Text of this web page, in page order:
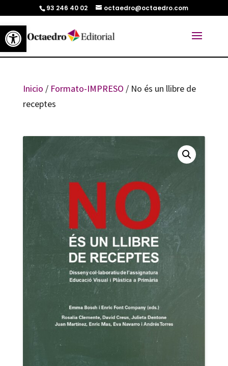
Abrir barra de herramientas
93 246 40 02 octaedro@octaedro.com
Inicio / Formato-IMPRESO / No és un llibre de
receptes